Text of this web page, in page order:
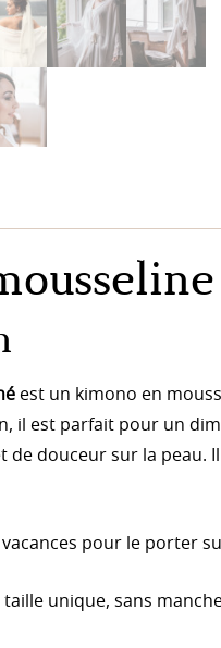
est un kimono en
il est parfait pour un
de douceur sur la
vacances pour le porter
unique, sans